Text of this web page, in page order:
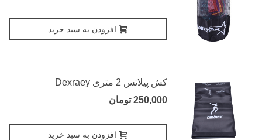
افزودن به سبد خرید
کش پیلاتس 2 متری Dexraey
250,000 تومان
افزودن به سبد خرید